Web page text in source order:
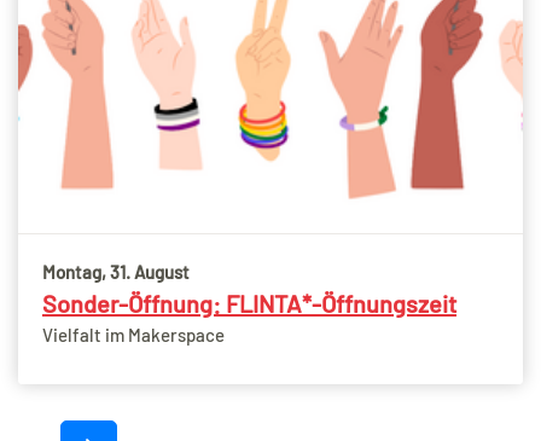
Montag, 31. August
Sonder-Öffnung: FLINTA*-Öffnungszeit
Vielfalt im Makerspace